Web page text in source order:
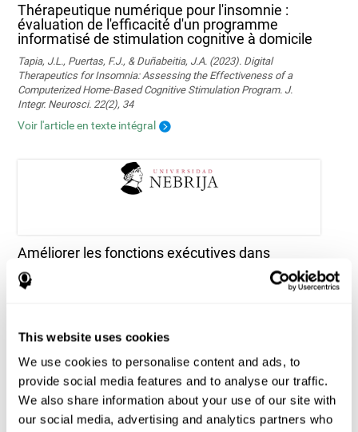
This website uses cookies
We use cookies to personalise content and ads, to
provide social media features and to analyse our traffic.
We also share information about your use of our site with
our social media, advertising and analytics partners who
Thérapeutique numérique pour l'insomnie :
évaluation de l'efficacité d'un programme
informatisé de stimulation cognitive à domicile
Tapia, J.L., Puertas, F.J., & Duñabeitia, J.A. (2023). Digital
Therapeutics for Insomnia: Assessing the Effectiveness of a
Computerized Home-Based Cognitive Stimulation Program. J.
Integr. Neurosci. 22(2), 34
Voir l'article en texte intégral
Améliorer les fonctions exécutives dans
l'épilepsie pédiatrique : faisabilité et efficacité
d'un programme de formation cognitive
informatisé
Executive Functions in Pediatric Epilepsy: Feasibility and Efficacy
https://doi.org/10.3390/children11040484
Voir l'article en texte intégral